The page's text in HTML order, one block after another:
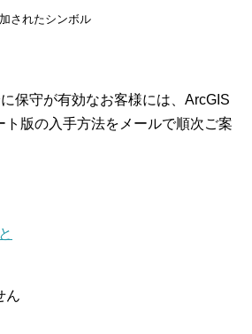
されたシンボル
保守が有効なお客様には、ArcGIS
ト版の入手方法をメールで順次ご案
ん